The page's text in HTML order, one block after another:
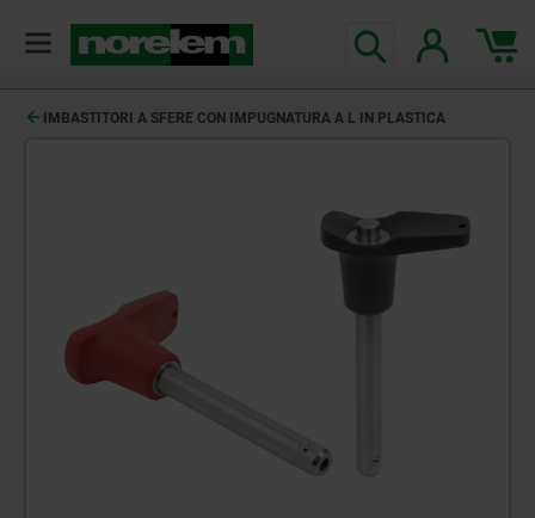
IMBASTITORI A SFERE CON IMPUGNATURA A L IN PLASTICA